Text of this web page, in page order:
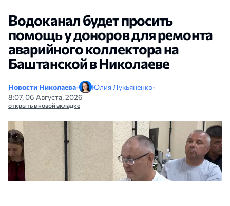
Водоканал будет просить
помощь у доноров для ремонта
аварийного коллектора на
Баштанской в Николаеве
Новости Николаева• Юлия Лукьяненко•
8:07, 06 Августа, 2026
открыть в новой вкладке